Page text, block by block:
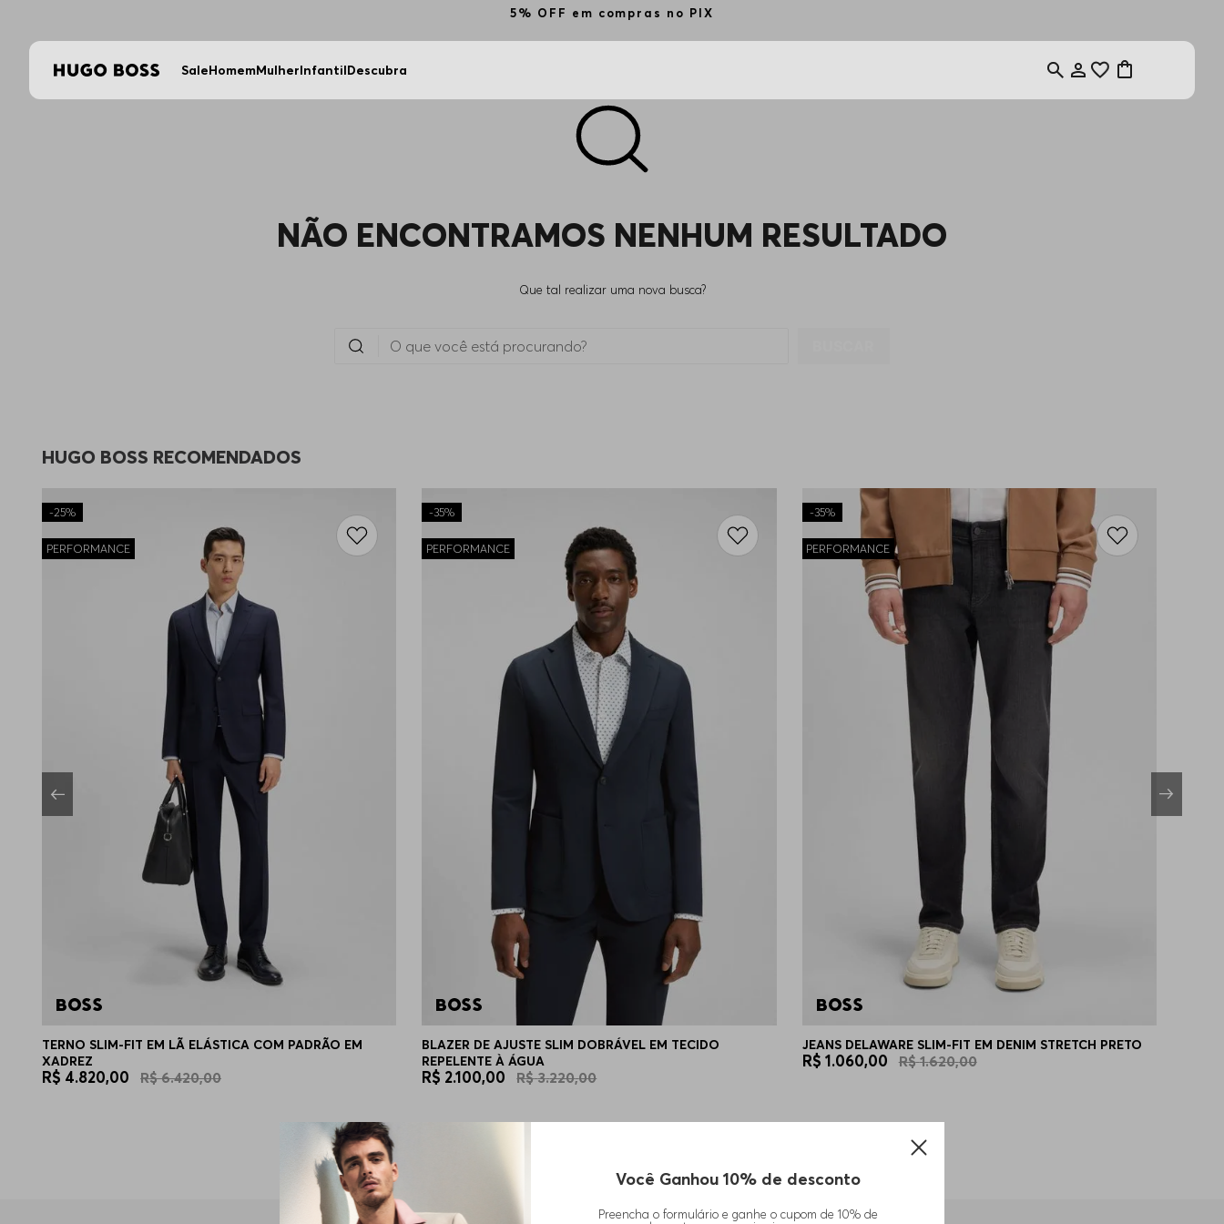
5% OFF em compras no PIX
Você Ganhou 10% de desconto
Preencha o formulário e ganhe o cupom de 10% de
SaleHomemMulherInfantilDescubra
NÃO ENCONTRAMOS NENHUM RESULTADO
Que tal realizar uma nova busca?
O que você está procurando?
HUGO BOSS RECOMENDADOS
-25%
PERFORMANCE
TERNO SLIM-FIT EM LÃ ELÁSTICA COM PADRÃO EM
XADREZ
R$ 4.820,00 R$ 6.420,00
-35%
PERFORMANCE
BLAZER DE AJUSTE SLIM DOBRÁVEL EM TECIDO
REPELENTE À ÁGUA
R$ 2.100,00 R$ 3.220,00
-35%
PERFORMANCE
JEANS DELAWARE SLIM-FIT EM DENIM STRETCH PRETO
R$ 1.060,00 R$ 1.620,00